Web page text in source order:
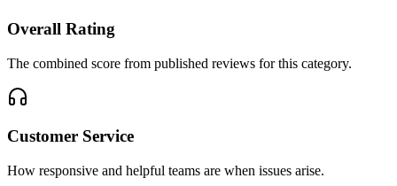
Overall Rating
The combined score from published reviews for this category.
Customer Service
How responsive and helpful teams are when issues arise.